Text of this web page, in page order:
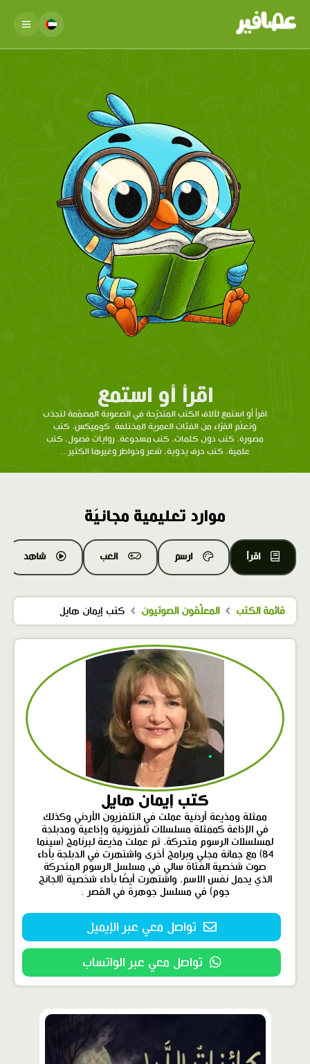
اقرأ أو استمع
اقرأ أو استمع لآلاف الكتب المتدرّحة في الصعوبة المصمّمة لتجذب
وتعلّم القرّاء من الفئات العمرية المختلفة. كوميكس، كتب
مصورة، كتب دون كلمات، كتب مسجوعة، روايات فصول، كتب
علمية، كتب حرف يدوية، شعر وخواطر وغيرها الكثير...
موارد تعليمية مجانيّة
اقرأ ارسم العب شاهد
قائمة الكتب المعلّقون الصوتيون كتب إيمان هايل
كتب إيمان هايل
ممثلة ومذيعة أردنية عملت في التلفزيون الأردني وكذلك
في الإذاعة كممثلة مسلسلات تلفزيونية وإذاعية ومدبلجة
لمسلسلات الرسوم متحركة، ثم عملت مذيعة لبرنامج (سينما
84) مع جمانة مجلي وبرامج أخرى واشتهرت في الدبلجة بأداء
صوت شخصية الفتاة سالي في مسلسل الرسوم المتحركة
الذي يحمل نفس الاسم، واشتهرت أيضًا بأداء شخصية (الجانج
جوم) في مسلسل جوهرة في القصر .
تواصل معي عبر الإيميل
تواصل معي عبر الواتساب
محتوى